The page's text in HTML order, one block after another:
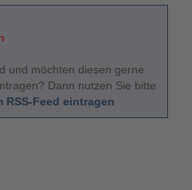
und möchten diesen gerne
Dann nutzen Sie bitte
RSS-Feed eintragen